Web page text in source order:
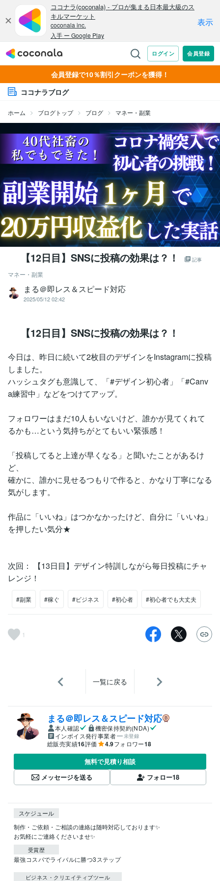
会員登録で10％割引クーポンを獲得！
ココナラブログ
ホーム ブログトップ ブログ マネー・副業
【12日目】SNSに投稿の効果は？！ 記事
マネー・副業
まる＠即レス＆スピード対応
2025/05/12 02:42
【12日目】SNSに投稿の効果は？！
今日は、昨日に続いて2枚目のデザインをInstagramに投稿
しました。
ハッシュタグも意識して、「#デザイン初心者」「#Canv
a練習中」などをつけてアップ。
フォロワーはまだ10人もいないけど、誰かが見てくれて
るかも…という気持ちがとてもいい緊張感！
「投稿してると上達が早くなる」と聞いたことがあるけ
ど、
確かに、誰かに見せるつもりで作ると、かなり丁寧になる
気がします。
作品に「いいね」はつかなかったけど、自分に「いいね」
を押したい気分★
次回： 【13日目】デザイン特訓しながら毎日投稿にチャ
レンジ！
#副業 #稼ぐ #ビジネス #初心者 #初心者でも大丈夫
1
一覧に戻る
まる＠即レス＆スピード対応
本人確認
機密保持契約(NDA)
インボイス発行事業者
未登録
総販売実績16評価 4.9フォロワー18
無料で見積り相談
メッセージを送る
フォロー18
スケジュール
制作・ご依頼・ご相談の連絡は随時対応しております✨
受賞歴
最強コスパでライバルに勝つ3ステップ
ビジネス・クリエイティブツール